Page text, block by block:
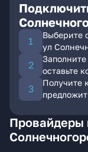
Выберите
ул
оставьте
Получите
Провайдеры